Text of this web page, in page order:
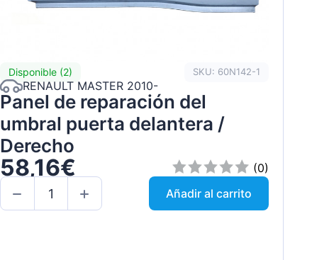
Disponible (2) SKU: 60N142-1
RENAULT MASTER 2010-
Panel de reparación del
umbral puerta delantera /
Derecho
58,16€
(0)
Añadir al carrito